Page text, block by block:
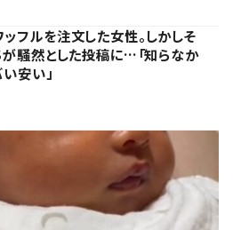
フルを注文した女性。しかしそ
が騒然とした投稿に…「知らなか
い安い」